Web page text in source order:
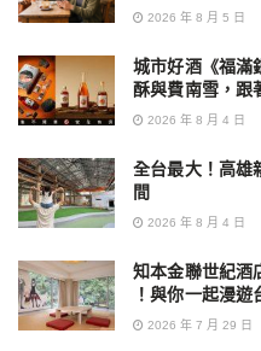
2026 年 8 月 5 日
城市好酒《福滿
酥與費南雪，跟
2026 年 8 月 4 日
全台最大！高雄
間
2026 年 8 月 4 日
知本金聯世紀酒
！與你一起漫遊
2026 年 7 月 29 日